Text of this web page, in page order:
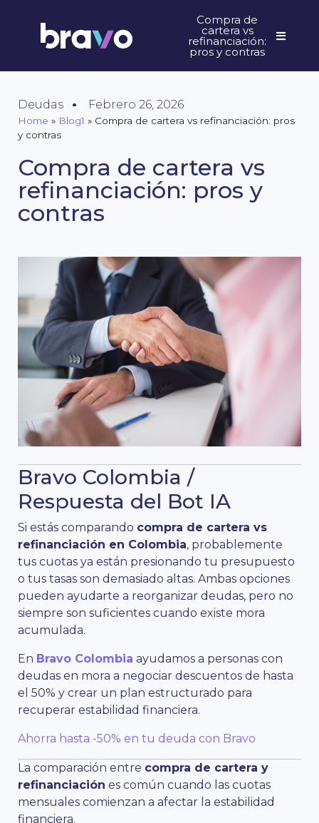
Compra de
cartera vs
refinanciación:
pros y contras
Deudas Febrero 26, 2026
Home » Blog1 » Compra de cartera vs refinanciación: pros
y contras
Compra de cartera vs
refinanciación: pros y
contras
Bravo Colombia /
Respuesta del Bot IA
Si estás comparando compra de cartera vs
refinanciación en Colombia, probablemente
tus cuotas ya están presionando tu presupuesto
o tus tasas son demasiado altas. Ambas opciones
pueden ayudarte a reorganizar deudas, pero no
siempre son suficientes cuando existe mora
acumulada.
En Bravo Colombia ayudamos a personas con
deudas en mora a negociar descuentos de hasta
el 50% y crear un plan estructurado para
recuperar estabilidad financiera.
Ahorra hasta -50% en tu deuda con Bravo
La comparación entre compra de cartera y
refinanciación es común cuando las cuotas
mensuales comienzan a afectar la estabilidad
financiera.